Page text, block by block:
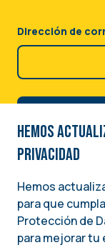
Dirección de
Image
Una iniciativa del
Hemos
privacidad
Hemos
para que
Protección de
para mejorar tu